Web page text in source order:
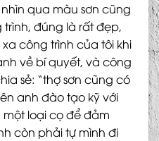
qua màu sơn cũng
đúng là rất đẹp,
công trình của tôi khi
về bí quyết, và công
sẻ: “thợ sơn cũng có
anh đào tạo kỹ với
loại cọ để đảm
còn phải tự mình đi